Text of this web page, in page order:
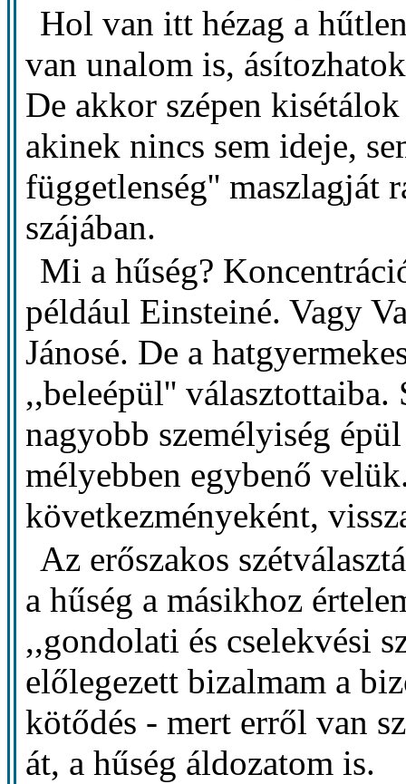
Hol van itt hézag a
van unalom is,
De akkor szépen
akinek nincs sem ideje,
függetlenség'' maszlagját
szájában.
Mi a hűség?
például Einsteiné. Vagy
Jánosé. De a
,,beleépül''
nagyobb személyiség
mélyebben egybenő
következményeként,
Az erőszakos
a hűség a másikhoz
,,gondolati és cselekvési
előlegezett bizalmam a
kötődés - mert erről van
át, a hűség áldozatom is.